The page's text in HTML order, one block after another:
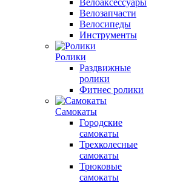
Велоаксессуары
Велозапчасти
Велосипеды
Инструменты
Ролики
Раздвижные
ролики
Фитнес ролики
Самокаты
Городские
самокаты
Трехколесные
самокаты
Трюковые
самокаты